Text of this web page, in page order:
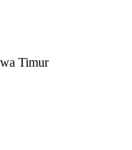
Timur